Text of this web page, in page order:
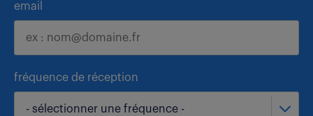
email
fréquence de réception
- sélectionner une fréquence -